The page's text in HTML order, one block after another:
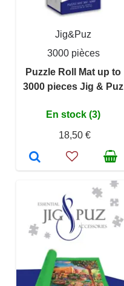
Jig&Puz
3000 pièces
Puzzle Roll Mat up to
3000 pieces Jig & Puz
En stock (3)
18,50 €